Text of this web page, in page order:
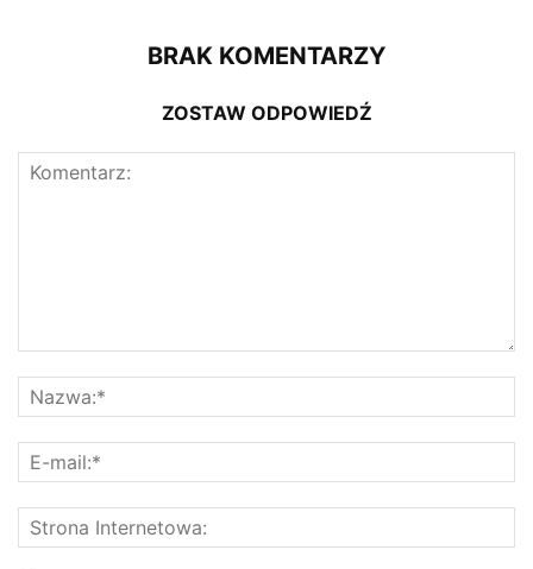
BRAK KOMENTARZY
ZOSTAW ODPOWIEDŹ